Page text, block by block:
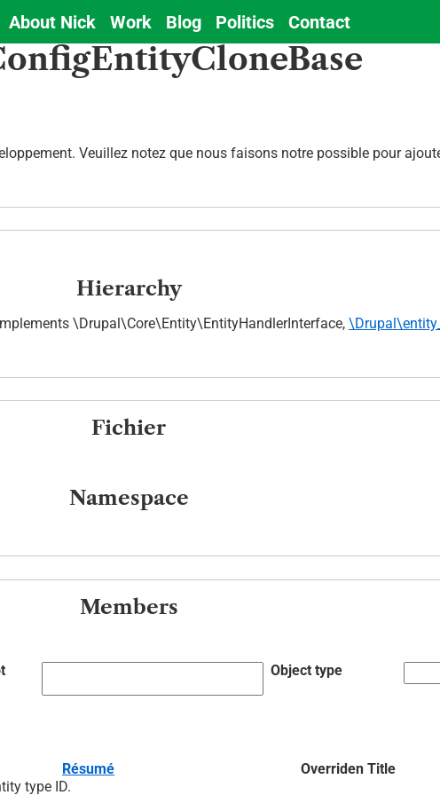
About Nick Work Blog Politics Contact
Veuillez notez que nous faisons notre possible pour
Hierarchy
\Drupal\Core\Entity\EntityHandlerInterface,
Fichier
Namespace
Members
Object type
Résumé Overriden Title
type ID.